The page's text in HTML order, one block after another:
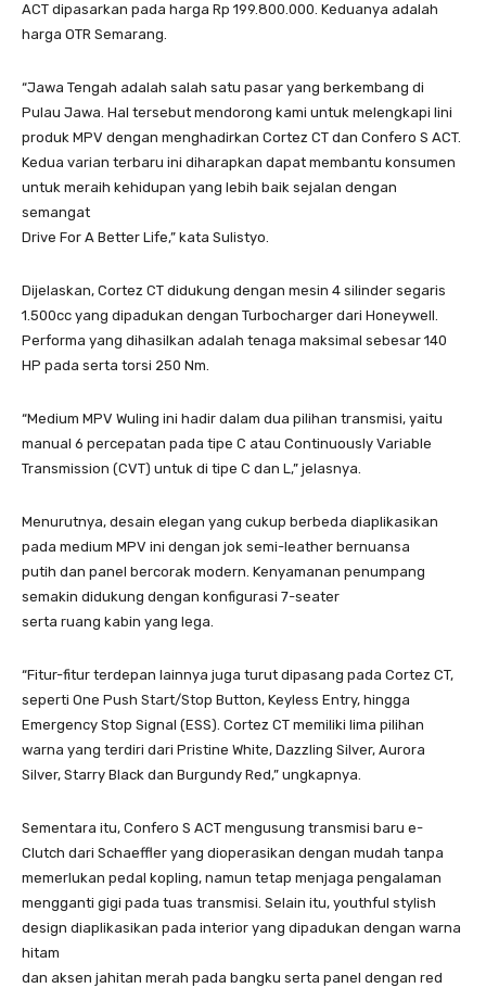
ACT dipasarkan pada harga Rp 199.800.000. Keduanya adalah
harga OTR Semarang.
“Jawa Tengah adalah salah satu pasar yang berkembang di
Pulau Jawa. Hal tersebut mendorong kami untuk melengkapi lini
produk MPV dengan menghadirkan Cortez CT dan Confero S ACT.
Kedua varian terbaru ini diharapkan dapat membantu konsumen
untuk meraih kehidupan yang lebih baik sejalan dengan
semangat
Drive For A Better Life,” kata Sulistyo.
Dijelaskan, Cortez CT didukung dengan mesin 4 silinder segaris
1.500cc yang dipadukan dengan Turbocharger dari Honeywell.
Performa yang dihasilkan adalah tenaga maksimal sebesar 140
HP pada serta torsi 250 Nm.
“Medium MPV Wuling ini hadir dalam dua pilihan transmisi, yaitu
manual 6 percepatan pada tipe C atau Continuously Variable
Transmission (CVT) untuk di tipe C dan L,” jelasnya.
Menurutnya, desain elegan yang cukup berbeda diaplikasikan
pada medium MPV ini dengan jok semi-leather bernuansa
putih dan panel bercorak modern. Kenyamanan penumpang
semakin didukung dengan konfigurasi 7-seater
serta ruang kabin yang lega.
“Fitur-fitur terdepan lainnya juga turut dipasang pada Cortez CT,
seperti One Push Start/Stop Button, Keyless Entry, hingga
Emergency Stop Signal (ESS). Cortez CT memiliki lima pilihan
warna yang terdiri dari Pristine White, Dazzling Silver, Aurora
Silver, Starry Black dan Burgundy Red,” ungkapnya.
Sementara itu, Confero S ACT mengusung transmisi baru e-
Clutch dari Schaeffler yang dioperasikan dengan mudah tanpa
memerlukan pedal kopling, namun tetap menjaga pengalaman
mengganti gigi pada tuas transmisi. Selain itu, youthful stylish
design diaplikasikan pada interior yang dipadukan dengan warna
hitam
dan aksen jahitan merah pada bangku serta panel dengan red